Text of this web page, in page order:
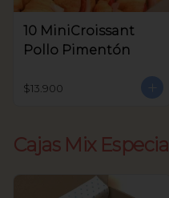
10 MiniCroissant
Pollo Pimentón
$13.900
Cajas Mix Especial